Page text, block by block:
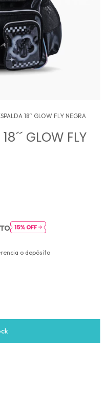
18´´ GLOW FLY NEGRA
GLOW FLY
o depósito